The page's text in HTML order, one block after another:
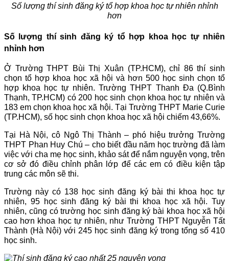
Số lượng thí sinh đăng ký tổ hợp khoa học tự nhiên nhỉnh
hơn
Số lượng thí sinh đăng ký tổ hợp khoa học tự nhiên
nhỉnh hơn
Ở Trường THPT Bùi Thị Xuân (TP.HCM), chỉ 86 thí sinh
chọn tổ hợp khoa học xã hội và hơn 500 học sinh chọn tổ
hợp khoa học tự nhiên. Trường THPT Thanh Đa (Q.Bình
Thạnh, TP.HCM) có 200 học sinh chọn khoa học tự nhiên và
183 em chọn khoa học xã hội. Tại Trường THPT Marie Curie
(TP.HCM), số học sinh chọn khoa học xã hội chiếm 43,66%.
Tại Hà Nội, cô Ngô Thị Thành – phó hiệu trưởng Trường
THPT Phan Huy Chú – cho biết đầu năm học trường đã làm
việc với cha mẹ học sinh, khảo sát để nắm nguyện vọng, trên
cơ sở đó điều chỉnh phân lớp để các em có điều kiện tập
trung các môn sẽ thi.
Trường này có 138 học sinh đăng ký bài thi khoa học tự
nhiên, 95 học sinh đăng ký bài thi khoa học xã hội. Tuy
nhiên, cũng có trường học sinh đăng ký bài khoa học xã hội
cao hơn khoa học tự nhiên, như Trường THPT Nguyễn Tất
Thành (Hà Nội) với 245 học sinh đăng ký trong tổng số 410
học sinh.